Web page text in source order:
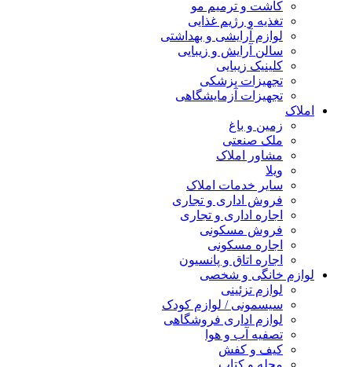
کاشت و ترمیم مو
تغذیه و رژیم غذایی
لوازم آرایشی و بهداشتی
سالن آرایش و زیبایی
کلینیک زیبایی
تجهیزات پزشکی
تجهیزات آزمایشگاهی
املاک
زمین و باغ
ملک صنعتی
مشاور املاک
ویلا
سایر خدمات املاک
فروش اداری و تجاری
اجاره اداری و تجاری
فروش مسکونی
اجاره مسکونی
اجاره اتاق و پانسیون
لوازم خانگی و شخصی
لوازم تزئینی
سیسمونی / لوازم کودک
لوازم اداری فروشگاهی
تصفیه آب و هوا
کیف و کفش